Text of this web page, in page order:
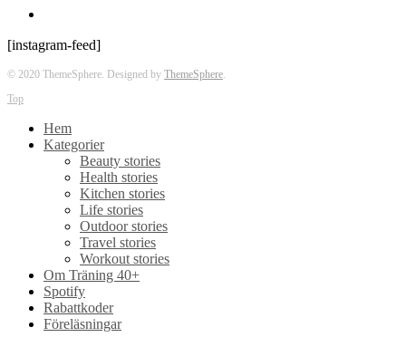
[instagram-feed]
© 2020 ThemeSphere. Designed by ThemeSphere
Top
Hem
Kategorier
Beauty stories
Health stories
Kitchen stories
Life stories
Outdoor stories
Travel stories
Workout stories
Om Träning 40+
Spotify
Rabattkoder
Föreläsningar